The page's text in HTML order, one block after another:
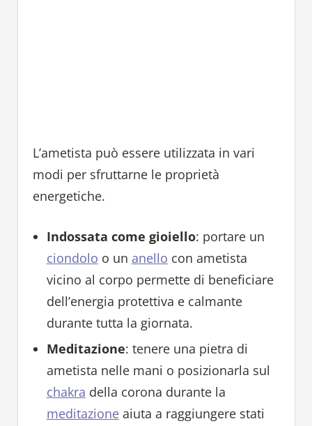
L’ametista può essere utilizzata in vari
modi per sfruttarne le proprietà
energetiche.
Indossata come gioiello: portare un
ciondolo o un anello con ametista
vicino al corpo permette di beneficiare
dell’energia protettiva e calmante
durante tutta la giornata.
Meditazione: tenere una pietra di
ametista nelle mani o posizionarla sul
chakra della corona durante la
meditazioneaiuta a raggiungere stati